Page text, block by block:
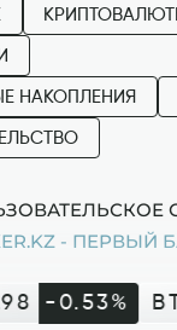
НАКОПЛЕНИЯ
-
-0.53%